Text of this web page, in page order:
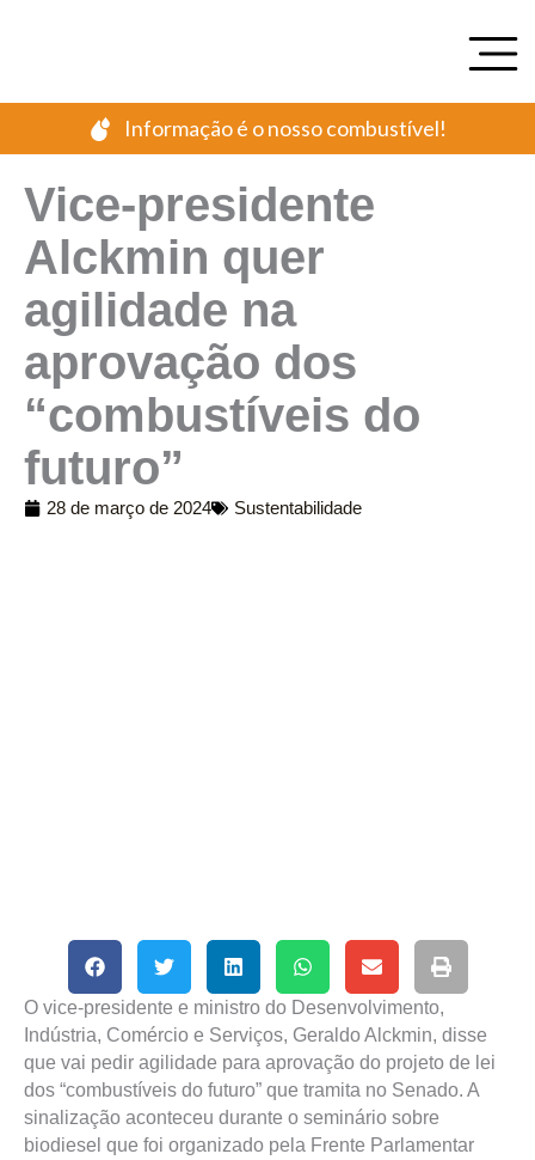
Informação é o nosso combustível!
Vice-presidente
Alckmin quer
agilidade na
aprovação dos
“combustíveis do
futuro”
28 de março de 2024 Sustentabilidade
O vice-presidente e ministro do Desenvolvimento,
Indústria, Comércio e Serviços, Geraldo Alckmin, disse
que vai pedir agilidade para aprovação do projeto de lei
dos “combustíveis do futuro” que tramita no Senado. A
sinalização aconteceu durante o seminário sobre
biodiesel que foi organizado pela Frente Parlamentar